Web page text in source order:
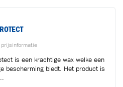
prijsinformatie
is een krachtige wax welke een
bescherming biedt. Het product is